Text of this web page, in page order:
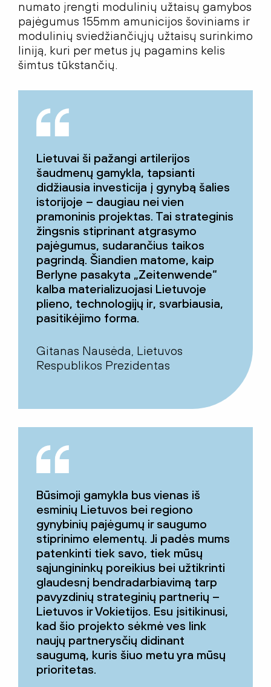
numato įrengti modulinių užtaisų gamybos
pajėgumus 155mm amunicijos šoviniams ir
modulinių sviedžiančiųjų užtaisų surinkimo
liniją, kuri per metus jų pagamins kelis
šimtus tūkstančių.
Lietuvai ši pažangi artilerijos
šaudmenų gamykla, tapsianti
didžiausia investicija į gynybą šalies
istorijoje – daugiau nei vien
pramoninis projektas. Tai strateginis
žingsnis stiprinant atgrasymo
pajėgumus, sudarančius taikos
pagrindą. Šiandien matome, kaip
Berlyne pasakyta „Zeitenwende“
kalba materializuojasi Lietuvoje
plieno, technologijų ir, svarbiausia,
pasitikėjimo forma.
Gitanas Nausėda, Lietuvos
Respublikos Prezidentas
Būsimoji gamykla bus vienas iš
esminių Lietuvos bei regiono
gynybinių pajėgumų ir saugumo
stiprinimo elementų. Ji padės mums
patenkinti tiek savo, tiek mūsų
sąjungininkų poreikius bei užtikrinti
glaudesnį bendradarbiavimą tarp
pavyzdinių strateginių partnerių –
Lietuvos ir Vokietijos. Esu įsitikinusi,
kad šio projekto sėkmė ves link
naujų partnerysčių didinant
saugumą, kuris šiuo metu yra mūsų
prioritetas.